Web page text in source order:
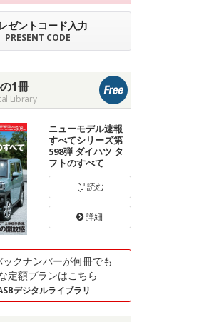
ゼントコード入力
PRESENT CODE
1冊
Library
ニューモデル速報
すべてシリーズ第
598弾 ダイハツ タ
フトのすべて
読む
詳細
ックナンバーが何冊でも
定額プランはこちら
デジタルライブラリ